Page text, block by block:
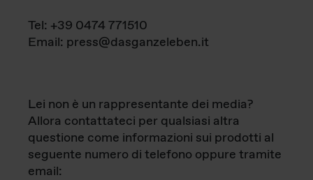
Tel: +39 0474 771510
Email: press@dasganzeleben.it
Lei non è un rappresentante dei media?
Allora contattateci per qualsiasi altra
questione come informazioni sui prodotti al
seguente numero di telefono oppure tramite
email: